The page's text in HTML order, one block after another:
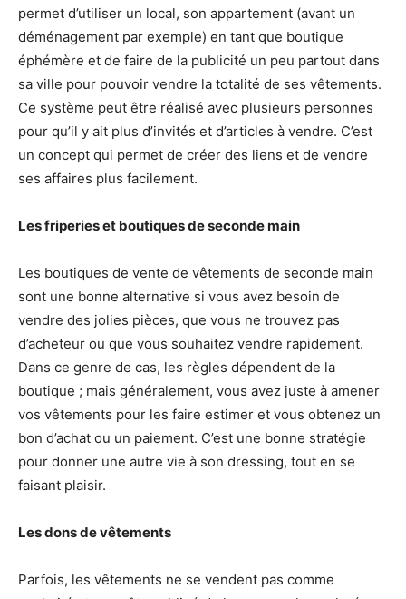
permet d’utiliser un local, son appartement (avant un
déménagement par exemple) en tant que boutique
éphémère et de faire de la publicité un peu partout dans
sa ville pour pouvoir vendre la totalité de ses vêtements.
Ce système peut être réalisé avec plusieurs personnes
pour qu’il y ait plus d’invités et d’articles à vendre. C’est
un concept qui permet de créer des liens et de vendre
ses affaires plus facilement.
Les friperies et boutiques de seconde main
Les boutiques de vente de vêtements de seconde main
sont une bonne alternative si vous avez besoin de
vendre des jolies pièces, que vous ne trouvez pas
d’acheteur ou que vous souhaitez vendre rapidement.
Dans ce genre de cas, les règles dépendent de la
boutique ; mais généralement, vous avez juste à amener
vos vêtements pour les faire estimer et vous obtenez un
bon d’achat ou un paiement. C’est une bonne stratégie
pour donner une autre vie à son dressing, tout en se
faisant plaisir.
Les dons de vêtements
Parfois, les vêtements ne se vendent pas comme